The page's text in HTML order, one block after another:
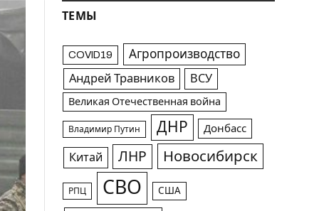
ТЕМЫ
COVID19 Агропроизводство
Андрей Травников ВСУ
Великая Отечественная война
Владимир Путин ДНР Донбасс
Китай ЛНР Новосибирск
РПЦ СВО США